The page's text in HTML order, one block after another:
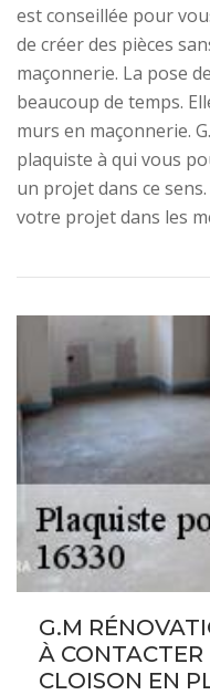
est conseillée pour
de créer des pièces
maçonnerie. La pose
beaucoup de temps.
murs en maçonnerie.
plaquiste à qui vous
un projet dans ce
votre projet dans les
G.M
À CONTACTER
CLOISON EN